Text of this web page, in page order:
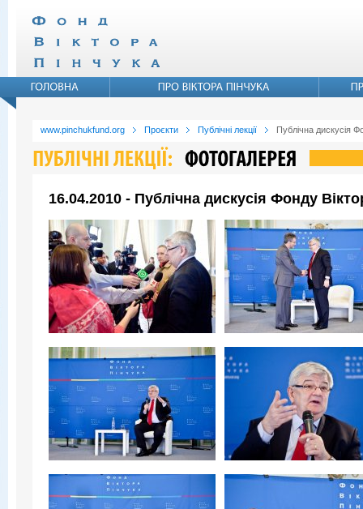
www.pinchukfund.org Проєкти Публічні лекції Публічна дискусія
16.04.2010 - Публічна дискусія Фонду